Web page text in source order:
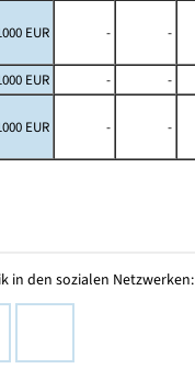
EUR - -
EUR - -
EUR - -
in den sozialen Netzwerken: